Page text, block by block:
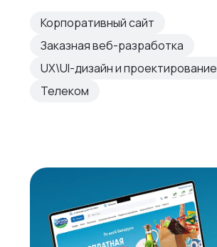
Корпоративный сайт
Заказная веб-разработка
UX\UI-дизайн и проектирование
Телеком